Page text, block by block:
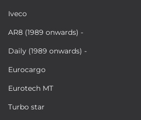
Iveco
AR8 (1989 onwards) -
Daily (1989 onwards) -
Eurocargo
Eurotech MT
Turbo star